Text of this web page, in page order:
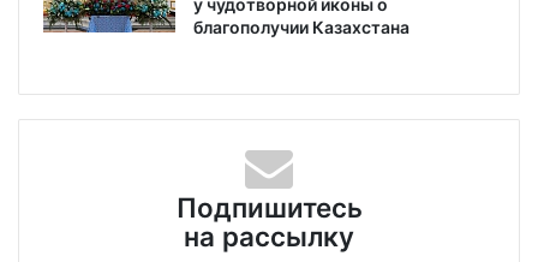
у чудотворной иконы о
благополучии Казахстана
Подпишитесь
на рассылку